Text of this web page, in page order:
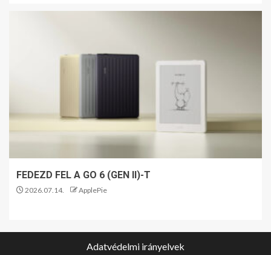
FEDEZD FEL A GO 6 (GEN II)-T
2026.07.14. ApplePie
Adatvédelmi irányelvek